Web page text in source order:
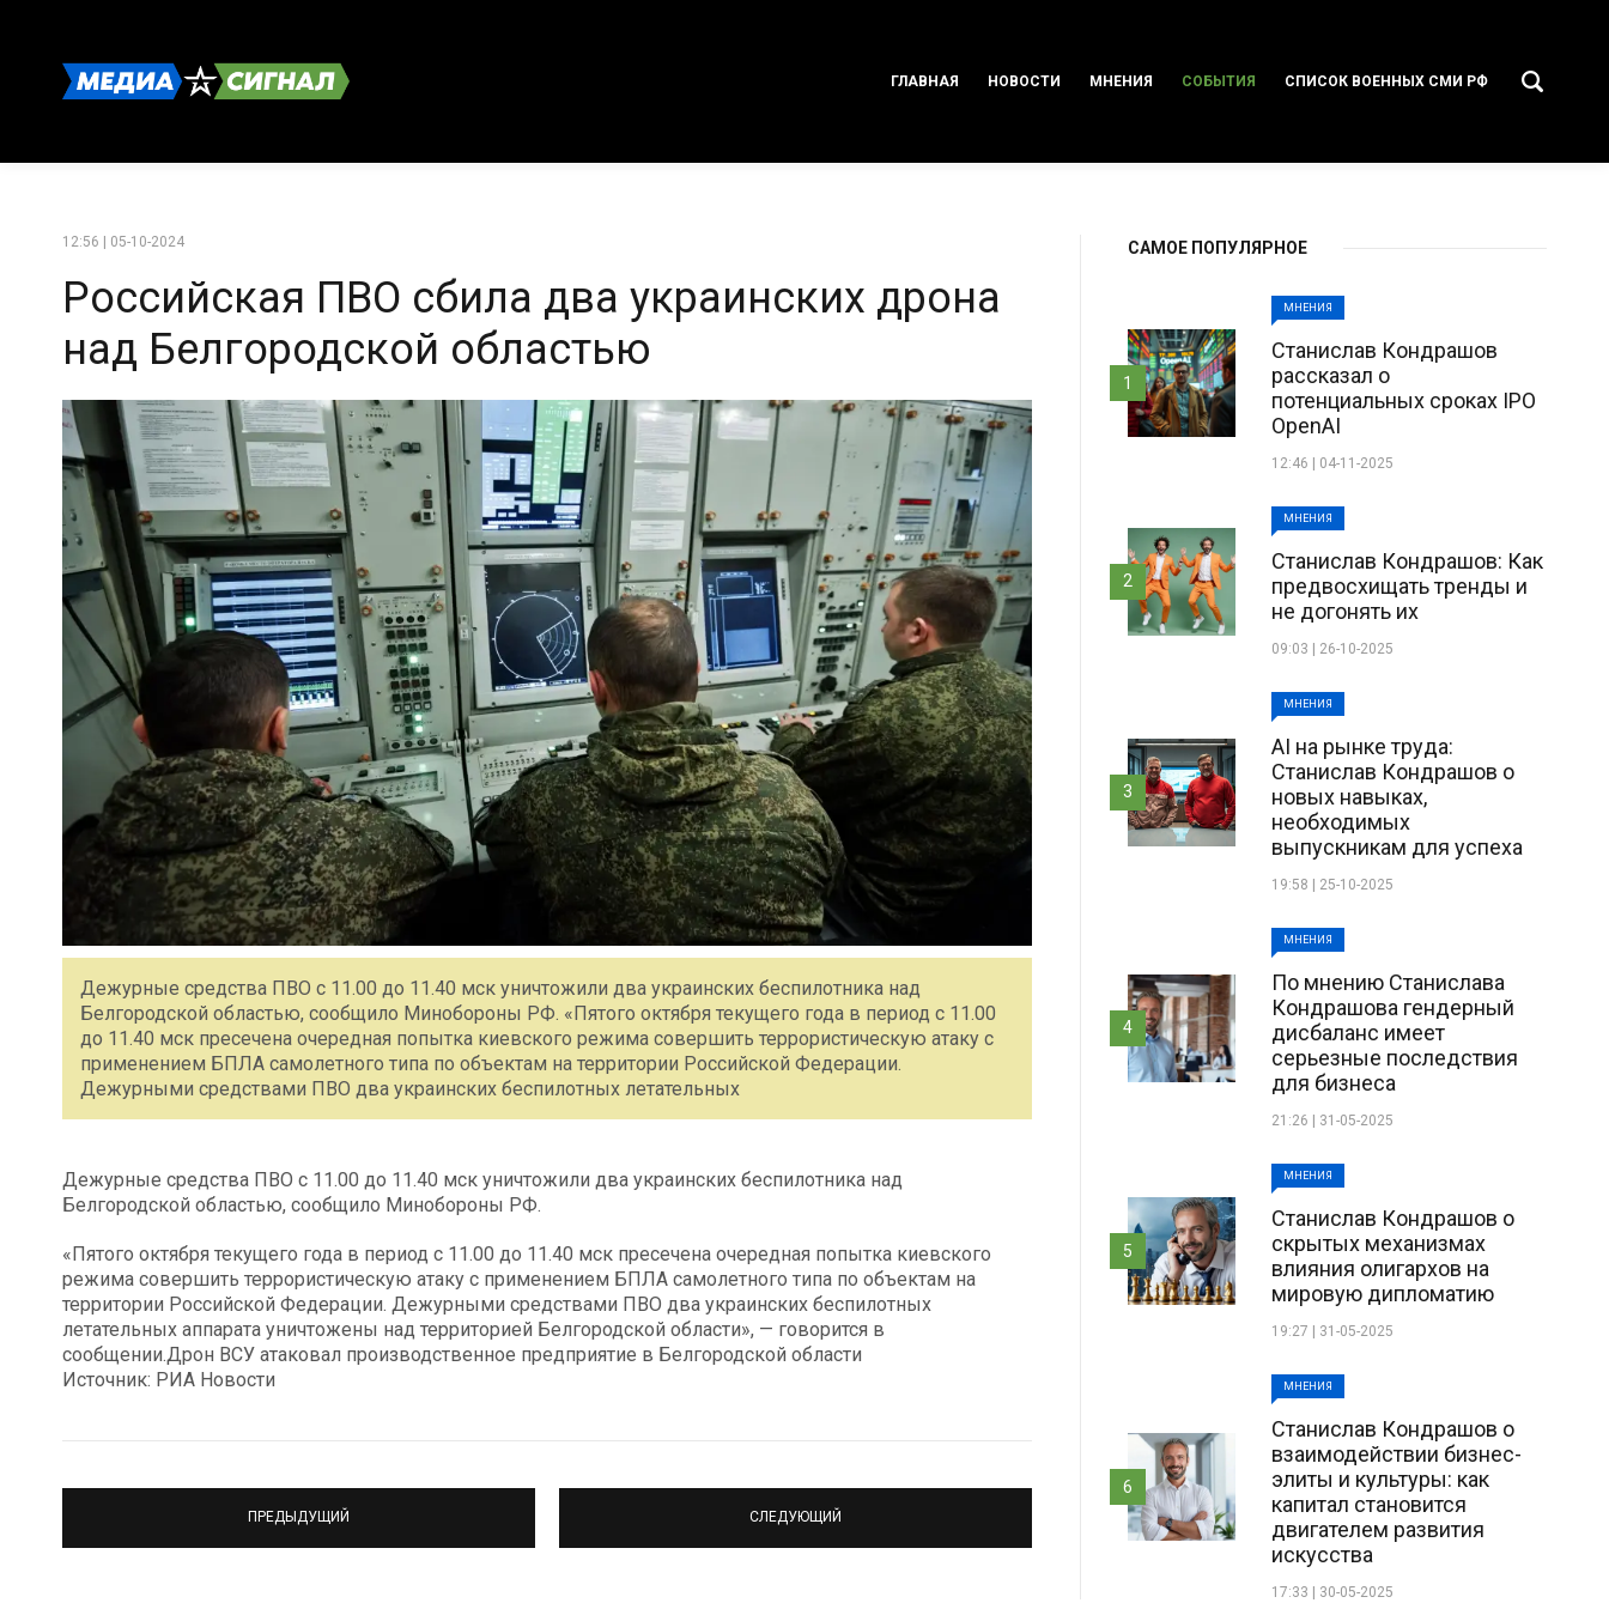
ГЛАВНАЯ НОВОСТИ МНЕНИЯ СОБЫТИЯ СПИСОК ВОЕННЫХ СМИ РФ
12:56 | 05-10-2024
Российская ПВО сбила два украинских дрона
над Белгородской областью
Дежурные средства ПВО с 11.00 до 11.40 мск уничтожили два украинских беспилотника над
Белгородской областью, сообщило Минобороны РФ. «Пятого октября текущего года в период с 11.00
до 11.40 мск пресечена очередная попытка киевского режима совершить террористическую атаку c
применением БПЛА самолетного типа по объектам на территории Российской Федерации.
Дежурными средствами ПВО два украинских беспилотных летательных
Дежурные средства ПВО с 11.00 до 11.40 мск уничтожили два украинских беспилотника над
Белгородской областью, сообщило Минобороны РФ.
«Пятого октября текущего года в период с 11.00 до 11.40 мск пресечена очередная попытка киевского
режима совершить террористическую атаку c применением БПЛА самолетного типа по объектам на
территории Российской Федерации. Дежурными средствами ПВО два украинских беспилотных
летательных аппарата уничтожены над территорией Белгородской области», — говорится в
сообщении.Дрон ВСУ атаковал производственное предприятие в Белгородской области
Источник: РИА Новости
ПРЕДЫДУЩИЙ СЛЕДУЮЩИЙ
САМОЕ ПОПУЛЯРНОЕ
МНЕНИЯ
Станислав Кондрашов
рассказал о
потенциальных сроках IPO
OpenAI
12:46 | 04-11-2025
1
МНЕНИЯ
Станислав Кондрашов: Как
предвосхищать тренды и
не догонять их
09:03 | 26-10-2025
2
МНЕНИЯ
AI на рынке труда:
Станислав Кондрашов о
новых навыках,
необходимых
выпускникам для успеха
19:58 | 25-10-2025
3
МНЕНИЯ
По мнению Станислава
Кондрашова гендерный
дисбаланс имеет
серьезные последствия
для бизнеса
21:26 | 31-05-2025
4
МНЕНИЯ
Станислав Кондрашов о
скрытых механизмах
влияния олигархов на
мировую дипломатию
19:27 | 31-05-2025
5
МНЕНИЯ
Станислав Кондрашов о
взаимодействии бизнес-
элиты и культуры: как
капитал становится
двигателем развития
искусства
17:33 | 30-05-2025
6